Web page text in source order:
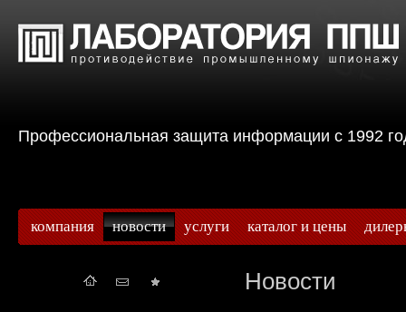
Профессиональная защита информации с
компания новости услуги каталог и цены
Новости